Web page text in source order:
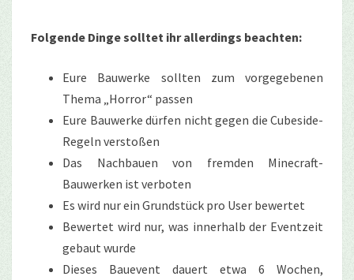
Folgende Dinge solltet ihr allerdings beachten:
Eure Bauwerke sollten zum vorgegebenen
Thema „Horror“ passen
Eure Bauwerke dürfen nicht gegen die Cubeside-
Regeln verstoßen
Das Nachbauen von fremden Minecraft-
Bauwerken ist verboten
Es wird nur ein Grundstück pro User bewertet
Bewertet wird nur, was innerhalb der Eventzeit
gebaut wurde
Dieses Bauevent dauert etwa 6 Wochen,